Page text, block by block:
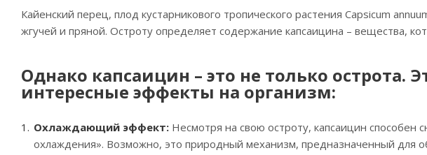
Кайенский перец, плод кустарникового тропического растения Capsicum
жгучей и пряной. Остроту определяет содержание капсаицина – вещества,
Однако капсаицин – это не только острота.
интересные эффекты на организм:
Охлаждающий эффект: Несмотря на свою остроту, капсаицин способен
охлаждения». Возможно, это природный механизм, предназначенный для